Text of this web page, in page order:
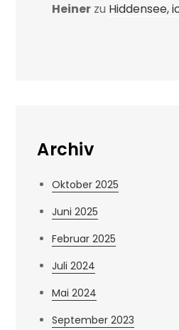
Heiner zu Hiddensee,
Archiv
Oktober 2025
Juni 2025
Februar 2025
Juli 2024
Mai 2024
September 2023